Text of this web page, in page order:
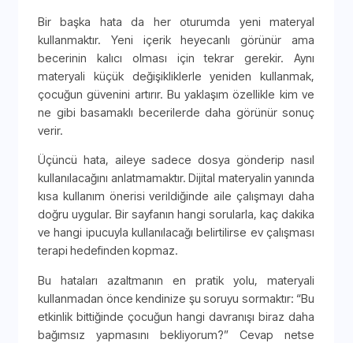
Bir başka hata da her oturumda yeni materyal
kullanmaktır. Yeni içerik heyecanlı görünür ama
becerinin kalıcı olması için tekrar gerekir. Aynı
materyali küçük değişikliklerle yeniden kullanmak,
çocuğun güvenini artırır. Bu yaklaşım özellikle kim ve
ne gibi basamaklı becerilerde daha görünür sonuç
verir.
Üçüncü hata, aileye sadece dosya gönderip nasıl
kullanılacağını anlatmamaktır. Dijital materyalin yanında
kısa kullanım önerisi verildiğinde aile çalışmayı daha
doğru uygular. Bir sayfanın hangi sorularla, kaç dakika
ve hangi ipucuyla kullanılacağı belirtilirse ev çalışması
terapi hedefinden kopmaz.
Bu hataları azaltmanın en pratik yolu, materyali
kullanmadan önce kendinize şu soruyu sormaktır: “Bu
etkinlik bittiğinde çocuğun hangi davranışı biraz daha
bağımsız yapmasını bekliyorum?” Cevap netse